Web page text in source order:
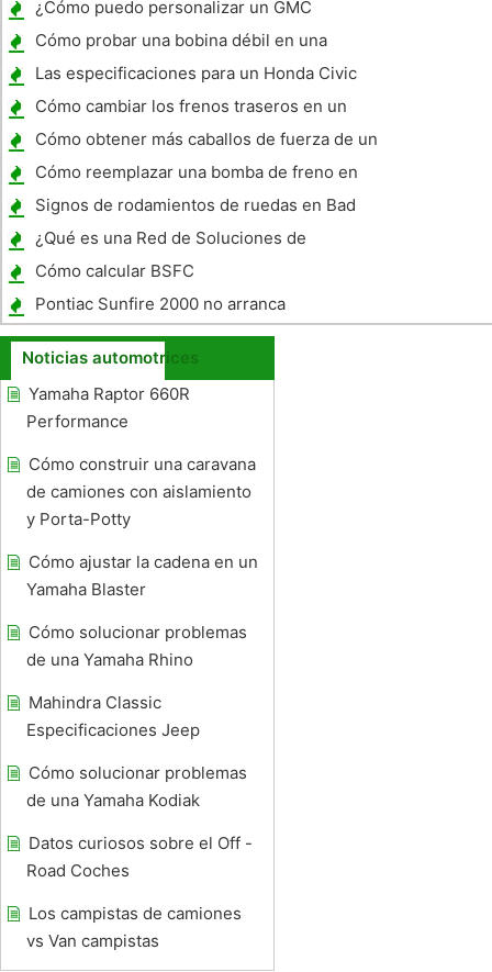
¿Cómo puedo personalizar un GMC
Canyon?
Cómo probar una bobina débil en una
Blazer
Las especificaciones para un Honda Civic
Cómo cambiar los frenos traseros en un
Cadillac EXT 2003
Cómo obtener más caballos de fuerza de un
1965 Mustang 200 CID
Cómo reemplazar una bomba de freno en
una Chevrolet S10
Signos de rodamientos de ruedas en Bad
Minivans
¿Qué es una Red de Soluciones de
colisión?
Cómo calcular BSFC
Pontiac Sunfire 2000 no arranca
Noticias automotrices
Yamaha Raptor 660R
Performance
Cómo construir una caravana
de camiones con aislamiento
y Porta-Potty
Cómo ajustar la cadena en un
Yamaha Blaster
Cómo solucionar problemas
de una Yamaha Rhino
Mahindra Classic
Especificaciones Jeep
Cómo solucionar problemas
de una Yamaha Kodiak
Datos curiosos sobre el Off -
Road Coches
Los campistas de camiones
vs Van campistas